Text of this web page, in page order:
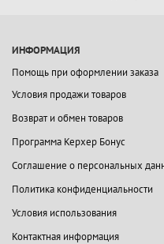
ИНФОРМАЦИЯ
Помощь при оформлении заказа
Условия продажи товаров
Возврат и обмен товаров
Программа Керхер Бонус
Соглашение о персональных
Политика конфиденциальности
Условия использования
Контактная информация